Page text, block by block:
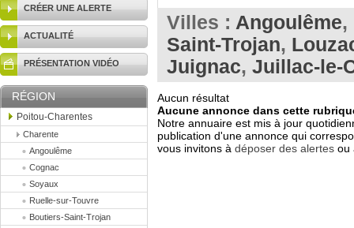
CRÉER UNE ALERTE
ACTUALITÉ
PRÉSENTATION VIDÉO
RÉGION
Poitou-Charentes
Charente
Angoulême
Cognac
Soyaux
Ruelle-sur-Touvre
Boutiers-Saint-Trojan
Villes : Angoulême,
Saint-Trojan,
Juignac, Juillac-le-
Aucun résultat
Aucune annonce dans cette
Notre annuaire est mis à jour
publication d'une annonce qui
vous invitons à déposer des alertes ou